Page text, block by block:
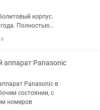
корпус.
Полностью
микрофон заменён
электретный.
конвертирует
аппарат Panasonic
Panasonic в
состоянии, с
номеров